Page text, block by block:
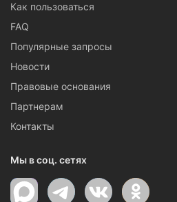
Как пользоваться
FAQ
Популярные запросы
Новости
Правовые основания
Партнерам
Контакты
Мы в соц. сетях